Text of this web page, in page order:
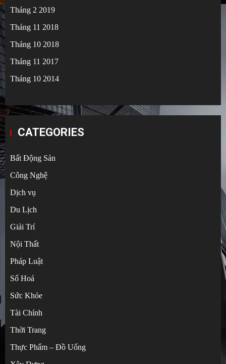
Tháng 2 2019
Tháng 11 2018
Tháng 10 2018
Tháng 11 2017
Tháng 10 2014
CATEGORIES
Bất Động Sản
Công Nghệ
Dịch vụ
Du Lịch
Giải Trí
Nội Thất
Pháp Luật
Số Hoá
Sức Khỏe
Tài Chính
Thời Trang
Thực Phẩm – Đồ Uống